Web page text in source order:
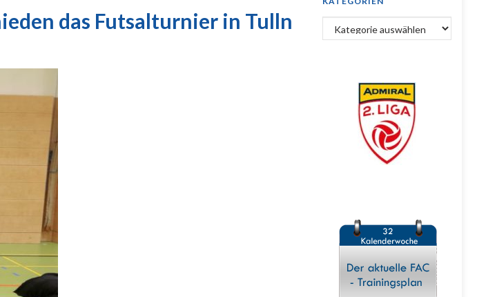
das Futsalturnier in Tulln
Kategorien